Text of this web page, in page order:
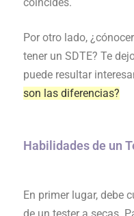
coincides.
Por otro lado,
tener un SDTE? Te
puede resultar
son las diferencias?
Habilidades de un
En primer lugar, debe